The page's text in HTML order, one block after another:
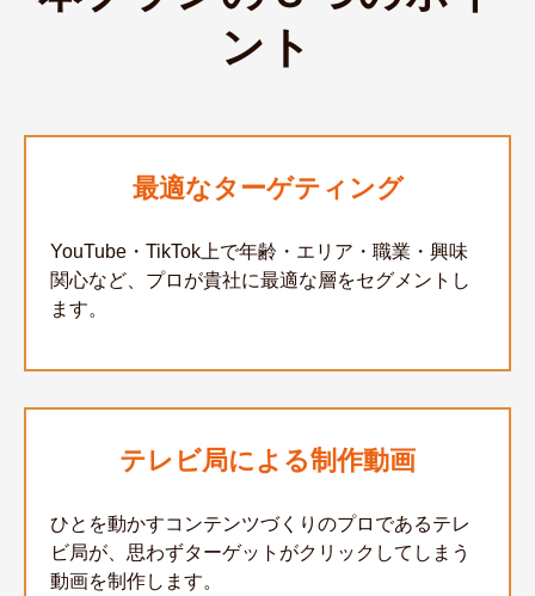
ント
最適なターゲティング
YouTube・TikTok上で年齢・エリア・職業・興味
関心など、プロが貴社に最適な層をセグメントし
ます。
テレビ局による制作動画
ひとを動かすコンテンツづくりのプロであるテレ
ビ局が、思わずターゲットがクリックしてしまう
動画を制作します。